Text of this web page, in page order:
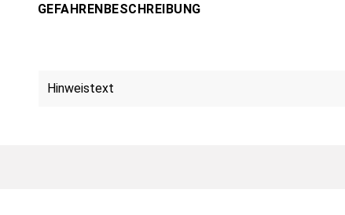
GEFAHRENBESCHREIBUNG
Hinweistext